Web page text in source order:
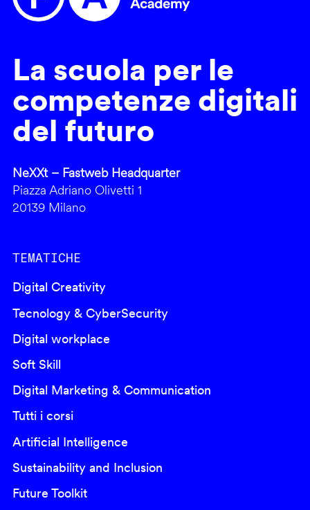
La scuola per le
competenze digitali
del futuro
NeXXt – Fastweb Headquarter
Piazza Adriano Olivetti 1
20139 Milano
TEMATICHE
Digital Creativity
Tecnology & CyberSecurity
Digital workplace
Soft Skill
Digital Marketing & Communication
Tutti i corsi
Artificial Intelligence
Sustainability and Inclusion
Future Toolkit